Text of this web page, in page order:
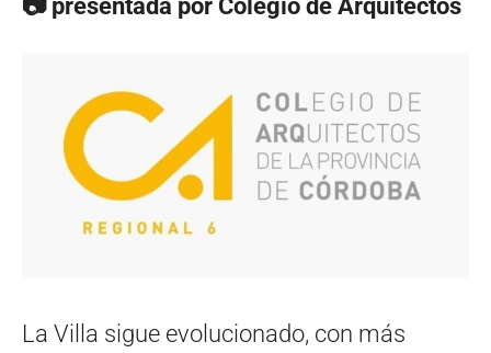
📷 presentada por Colegio de Arquitectos
La Villa sigue evolucionado, con más